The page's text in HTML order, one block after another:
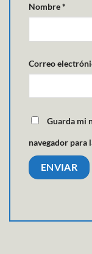
Nombre*
Correo
Guarda mi
navegador para